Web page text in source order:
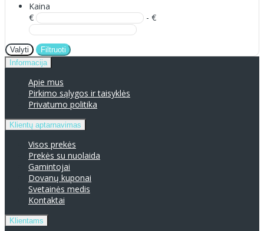
Kaina
€
- €
Valyti
Filtruoti
Informacija
Apie mus
Pirkimo sąlygos ir taisyklės
Privatumo politika
Klientų aptarnavimas
Visos prekės
Prekės su nuolaida
Gamintojai
Dovanų kuponai
Svetainės medis
Kontaktai
Klientams